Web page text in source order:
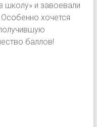
школу» и завоевали
хочется
баллов!